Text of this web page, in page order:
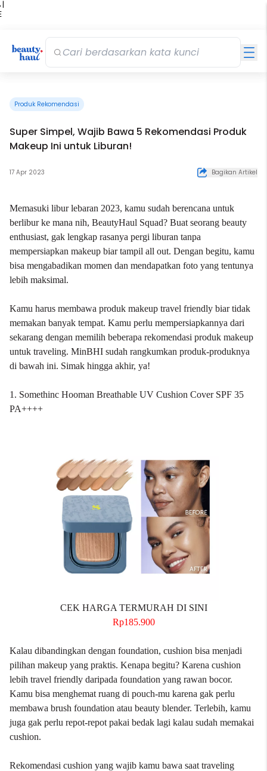
|
Produk Rekomendasi
Super Simpel, Wajib Bawa 5 Rekomendasi Produk
Makeup Ini untuk Liburan!
17 Apr 2023 Bagikan Artikel
Memasuki libur lebaran 2023, kamu sudah berencana untuk
berlibur ke mana nih, BeautyHaul Squad? Buat seorang beauty
enthusiast, gak lengkap rasanya pergi liburan tanpa
mempersiapkan makeup biar tampil all out. Dengan begitu, kamu
bisa mengabadikan momen dan mendapatkan foto yang tentunya
lebih maksimal.
Kamu harus membawa produk makeup travel friendly biar tidak
memakan banyak tempat. Kamu perlu mempersiapkannya dari
sekarang dengan memilih beberapa rekomendasi produk makeup
untuk traveling. MinBHI sudah rangkumkan produk-produknya
di bawah ini. Simak hingga akhir, ya!
1. Somethinc Hooman Breathable UV Cushion Cover SPF 35
PA++++
CEK HARGA TERMURAH DI SINI
Rp185.900
Kalau dibandingkan dengan foundation, cushion bisa menjadi
pilihan makeup yang praktis. Kenapa begitu? Karena cushion
lebih travel friendly daripada foundation yang rawan bocor.
Kamu bisa menghemat ruang di pouch-mu karena gak perlu
membawa brush foundation atau beauty blender. Terlebih, kamu
juga gak perlu repot-repot pakai bedak lagi kalau sudah memakai
cushion.
Rekomendasi cushion yang wajib kamu bawa saat traveling